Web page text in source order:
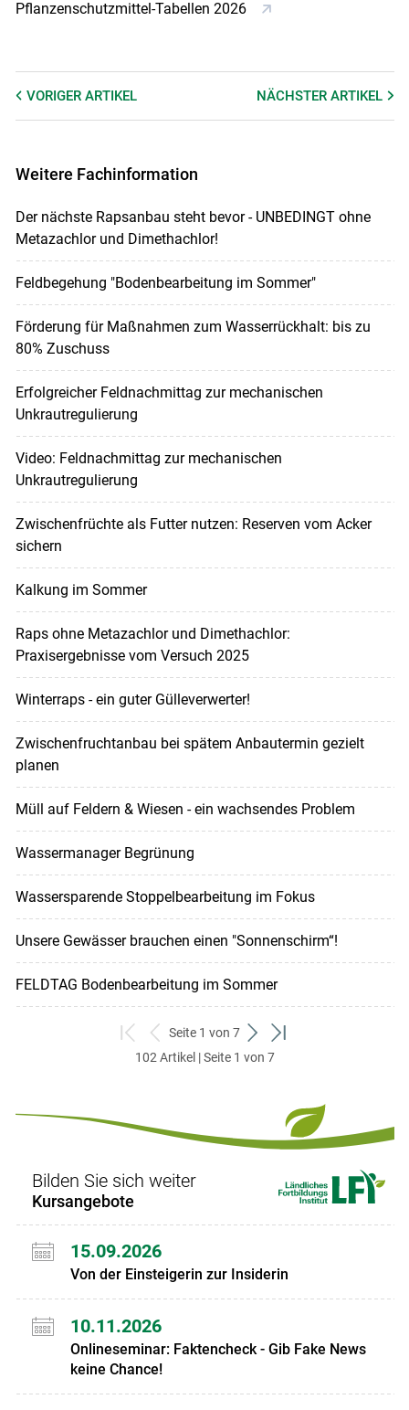
Pflanzenschutzmittel-Tabellen 2026
VORIGER ARTIKEL NÄCHSTERARTIKEL
Weitere Fachinformation
Der nächste Rapsanbau steht bevor - UNBEDINGT ohne
Metazachlor und Dimethachlor!
Feldbegehung "Bodenbearbeitung im Sommer"
Förderung für Maßnahmen zum Wasserrückhalt: bis zu
80% Zuschuss
Erfolgreicher Feldnachmittag zur mechanischen
Unkrautregulierung
Video: Feldnachmittag zur mechanischen
Unkrautregulierung
Zwischenfrüchte als Futter nutzen: Reserven vom Acker
sichern
Kalkung im Sommer
Raps ohne Metazachlor und Dimethachlor:
Praxisergebnisse vom Versuch 2025
Winterraps - ein guter Gülleverwerter!
Zwischenfruchtanbau bei spätem Anbautermin gezielt
planen
Müll auf Feldern & Wiesen - ein wachsendes Problem
Wassermanager Begrünung
Wassersparende Stoppelbearbeitung im Fokus
Unsere Gewässer brauchen einen "Sonnenschirm“!
FELDTAG Bodenbearbeitung im Sommer
zum
ersten
zurück
zum
Seite 1 von 7
weiter
zum
zum
102 Artikel | Seite 1 von 7
Bilden Sie sich weiter
Kursangebote
15.09.2026
Von der Einsteigerin zur Insiderin
10.11.2026
Onlineseminar: Faktencheck - Gib Fake News
keine Chance!